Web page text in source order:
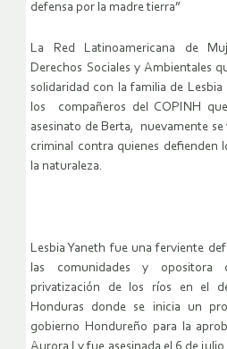
defensa por la madre tierra”
La Red Latinoamericana de
Derechos Sociales y Ambientales
solidaridad con la familia de
los compañeros del COPINH
asesinato de Berta, nuevamente
criminal contra quienes defienden
la naturaleza.
Lesbia Yaneth fue una ferviente
las comunidades y opositora
privatización de los ríos en el
Honduras donde se inicia un
gobierno Hondureño para la